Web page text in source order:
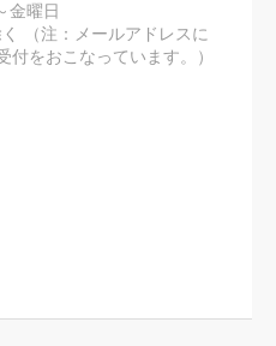
金曜日
：メールアドレスに
をおこなっています。）